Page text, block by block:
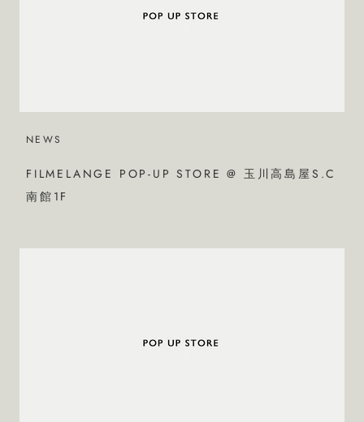
NEWS
FILMELANGE POP-UP STORE @ 玉川高島屋S.C
南館1F